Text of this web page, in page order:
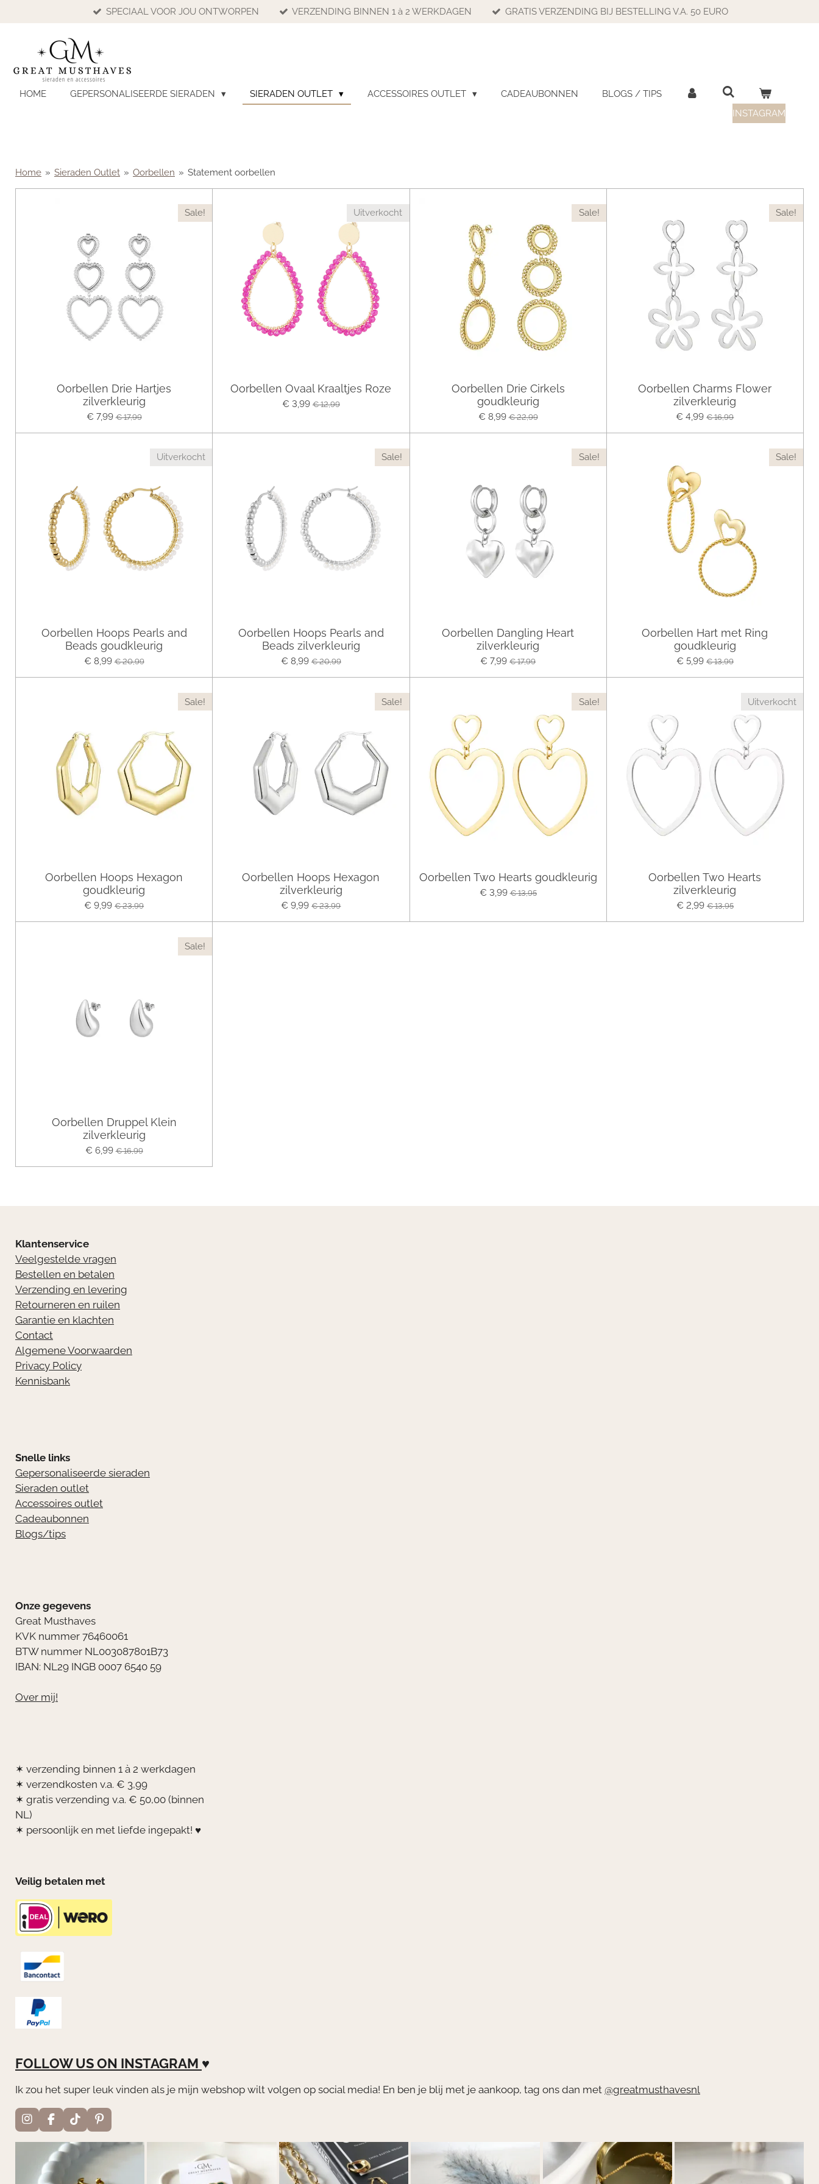
hoofdinhoud
SPECIAAL VOOR JOU ONTWORPEN VERZENDING BINNEN 1 à 2 WERKDAGEN GRATIS VERZENDING BIJ BESTELLING V.A. 50 EURO
HOME GEPERSONALISEERDE SIERADEN SIERADEN OUTLET ACCESSOIRES OUTLET CADEAUBONNEN
BLOGS / TIPS
INSTAGRAM
Home » Sieraden Outlet » Oorbellen » Statement oorbellen
Sale!
Oorbellen Drie Hartjes
zilverkleurig
€ 7,99 € 17,99
Uitverkocht
Oorbellen Ovaal Kraaltjes Roze
€ 3,99 € 12,99
Sale!
Oorbellen Drie Cirkels
goudkleurig
€ 8,99 € 22,99
Sale!
Oorbellen Charms Flower
zilverkleurig
€ 4,99 € 16,99
Uitverkocht
Oorbellen Hoops Pearls and
Beads goudkleurig
€ 8,99 € 20,99
Sale!
Oorbellen Hoops Pearls and
Beads zilverkleurig
€ 8,99 € 20,99
Sale!
Oorbellen Dangling Heart
zilverkleurig
€ 7,99 € 17,99
Sale!
Oorbellen Hart met Ring
goudkleurig
€ 5,99 € 13,99
Sale!
Oorbellen Hoops Hexagon
goudkleurig
€ 9,99 € 23,99
Sale!
Oorbellen Hoops Hexagon
zilverkleurig
€ 9,99 € 23,99
Sale!
Oorbellen Two Hearts goudkleurig
€ 3,99 € 13,95
Uitverkocht
Oorbellen Two Hearts
zilverkleurig
€ 2,99 € 13,95
Sale!
Oorbellen Druppel Klein
zilverkleurig
€ 6,99 € 16,99
Klantenservice
Veelgestelde vragen
Bestellen en betalen
Verzending en levering
Retourneren en ruilen
Garantie en klachten
Contact
Algemene Voorwaarden
Privacy Policy
Kennisbank
Snelle links
Gepersonaliseerde sieraden
Sieraden outlet
Accessoires outlet
Cadeaubonnen
Blogs/tips
Onze gegevens
Great Musthaves
KVK nummer 76460061
BTW nummer NL003087801B73
IBAN: NL29 INGB 0007 6540 59
Over mij!
✶ verzending binnen 1 à 2 werkdagen
✶ verzendkosten v.a. € 3,99
✶ gratis verzending v.a. € 50,00 (binnen
NL)
✶ persoonlijk en met liefde ingepakt! ♥
Veilig betalen met
FOLLOW US ON INSTAGRAM ♥
Ik zou het super leuk vinden als je mijn webshop wilt volgen op social media! En ben je blij met je aankoop, tag ons dan met @greatmusthavesnl
I
n
F
a
e
b
T
i
k
k
P
i
t
r